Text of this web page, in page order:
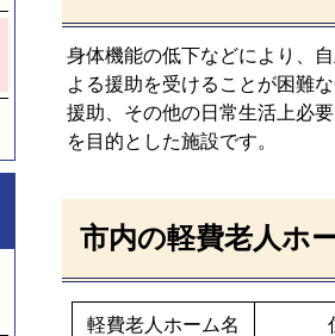
身体機能の低下などにより、
よる援助を受けることが困難
援助、その他の日常生活上必
を目的とした施設です。
市内の軽費老人ホ
軽費老人ホーム名